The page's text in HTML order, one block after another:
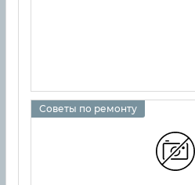
Советы по ремонту